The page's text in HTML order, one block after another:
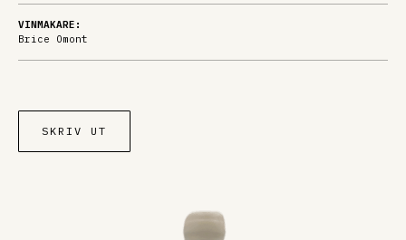
VINMAKARE:
Brice Omont
SKRIV UT